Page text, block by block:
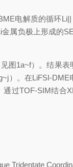
电解质的循环Li||
金属负极上形成的
图1a~f）。结果表
）。在LiFSI-DME
通过TOF-SIM结合
Tridentate